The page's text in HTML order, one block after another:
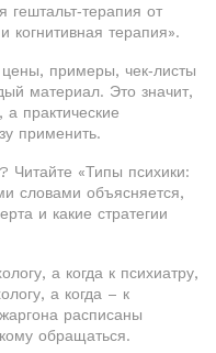
гештальт‑терапия от
когнитивная терапия».
примеры, чек‑листы
материал. Это значит,
практические
применить.
Читайте «Типы психики:
словами объясняется,
и какие стратегии
а когда к психиатру,
а когда – к
расписаны
обращаться.